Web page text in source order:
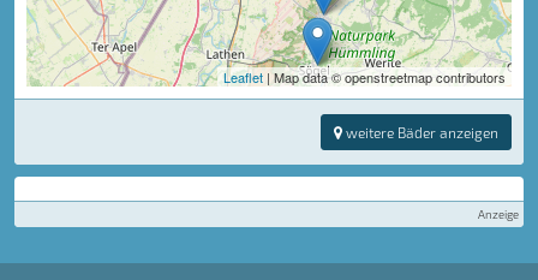
Leaflet | Map data © openstreetmap contributors
weitere Bäder anzeigen
Anzeige